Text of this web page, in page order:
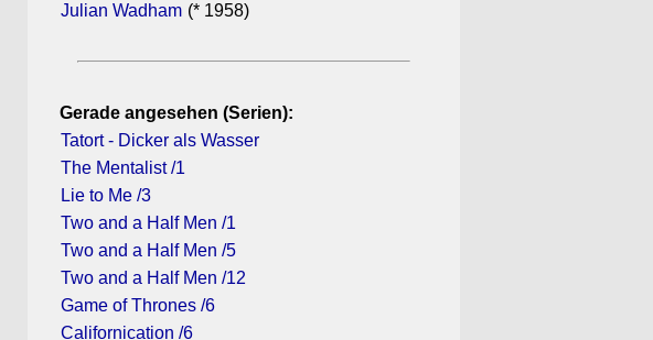
Julian Wadham (* 1958)
Gerade angesehen (Serien):
Tatort - Dicker als Wasser
The Mentalist /1
Lie to Me /3
Two and a Half Men /1
Two and a Half Men /5
Two and a Half Men /12
Game of Thrones /6
Californication /6